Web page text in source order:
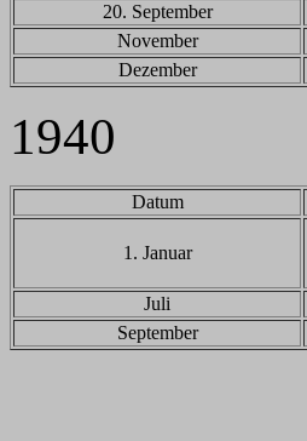
20. September
November
Dezember
1940
Datum
1. Januar
Juli
September